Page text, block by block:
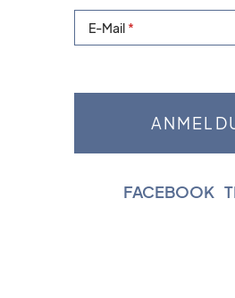
E-Mail
FACEBOOK